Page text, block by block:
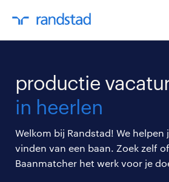
productie
in heerlen
Welkom bij Randstad! We
vinden van een baan. Zoek zelf
Baanmatcher het werk voor je